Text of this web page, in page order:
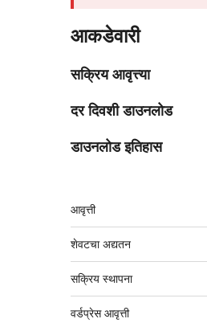
आकडेवारी
सक्रिय आवृत्त्या
दर दिवशी डाउनलोड
डाउनलोड इतिहास
मेटा
आवृत्ती
शेवटचा अद्यतन
सक्रिय स्थापना
वर्डप्रेस आवृत्ती